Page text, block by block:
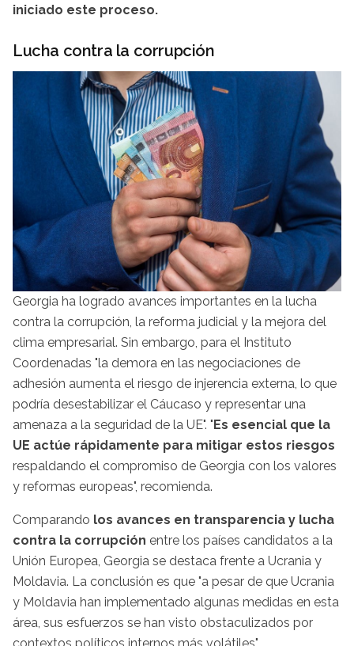
iniciado este proceso.
Lucha contra la corrupción
Georgia ha logrado avances importantes en la lucha
contra la corrupción, la reforma judicial y la mejora del
clima empresarial. Sin embargo, para el Instituto
Coordenadas "la demora en las negociaciones de
adhesión aumenta el riesgo de injerencia externa, lo que
podría desestabilizar el Cáucaso y representar una
amenaza a la seguridad de la UE". "Es esencial que la
UE actúe rápidamente para mitigar estos riesgos
respaldando el compromiso de Georgia con los valores
y reformas europeas", recomienda.
Comparando los avances en transparencia y lucha
contra la corrupción entre los países candidatos a la
Unión Europea, Georgia se destaca frente a Ucrania y
Moldavia. La conclusión es que "a pesar de que Ucrania
y Moldavia han implementado algunas medidas en esta
área, sus esfuerzos se han visto obstaculizados por